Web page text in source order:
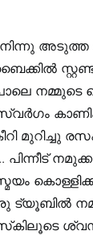
അടുത്ത
നമ്മുടെ
മുറിച്ചു
ട്യൂബിൽ